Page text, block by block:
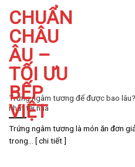
Trứng ngâm tương để được bao
nhất tại nhà
Trứng ngâm tương là món ăn đơn
trong... [ chi tiết ]